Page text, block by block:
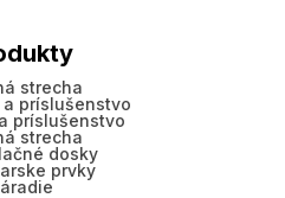
strecha
a príslušenstvo
príslušenstvo
strecha
dosky
prvky